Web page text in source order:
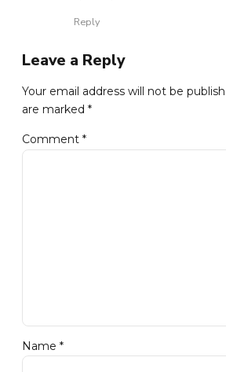
Reply
Leave a Reply
Your email address will not be
are marked *
Comment *
Name *